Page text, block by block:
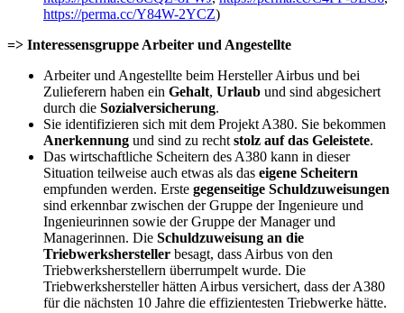
https://perma.cc/Y84W-2YCZ)
=> Interessensgruppe Arbeiter und Angestellte
Arbeiter und Angestellte beim Hersteller Airbus und bei
Zulieferern haben ein Gehalt, Urlaub und sind abgesichert
durch die Sozialversicherung.
Sie identifizieren sich mit dem Projekt A380. Sie bekommen
Anerkennung und sind zu recht stolz auf das Geleistete.
Das wirtschaftliche Scheitern des A380 kann in dieser
Situation teilweise auch etwas als das eigene Scheitern
empfunden werden. Erste gegenseitige Schuldzuweisungen
sind erkennbar zwischen der Gruppe der Ingenieure und
Ingenieurinnen sowie der Gruppe der Manager und
Managerinnen. Die Schuldzuweisung an die
Triebwerkshersteller besagt, dass Airbus von den
Triebwerksherstellern überrumpelt wurde. Die
Triebwerkshersteller hätten Airbus versichert, dass der A380
für die nächsten 10 Jahre die effizientesten Triebwerke hätte.